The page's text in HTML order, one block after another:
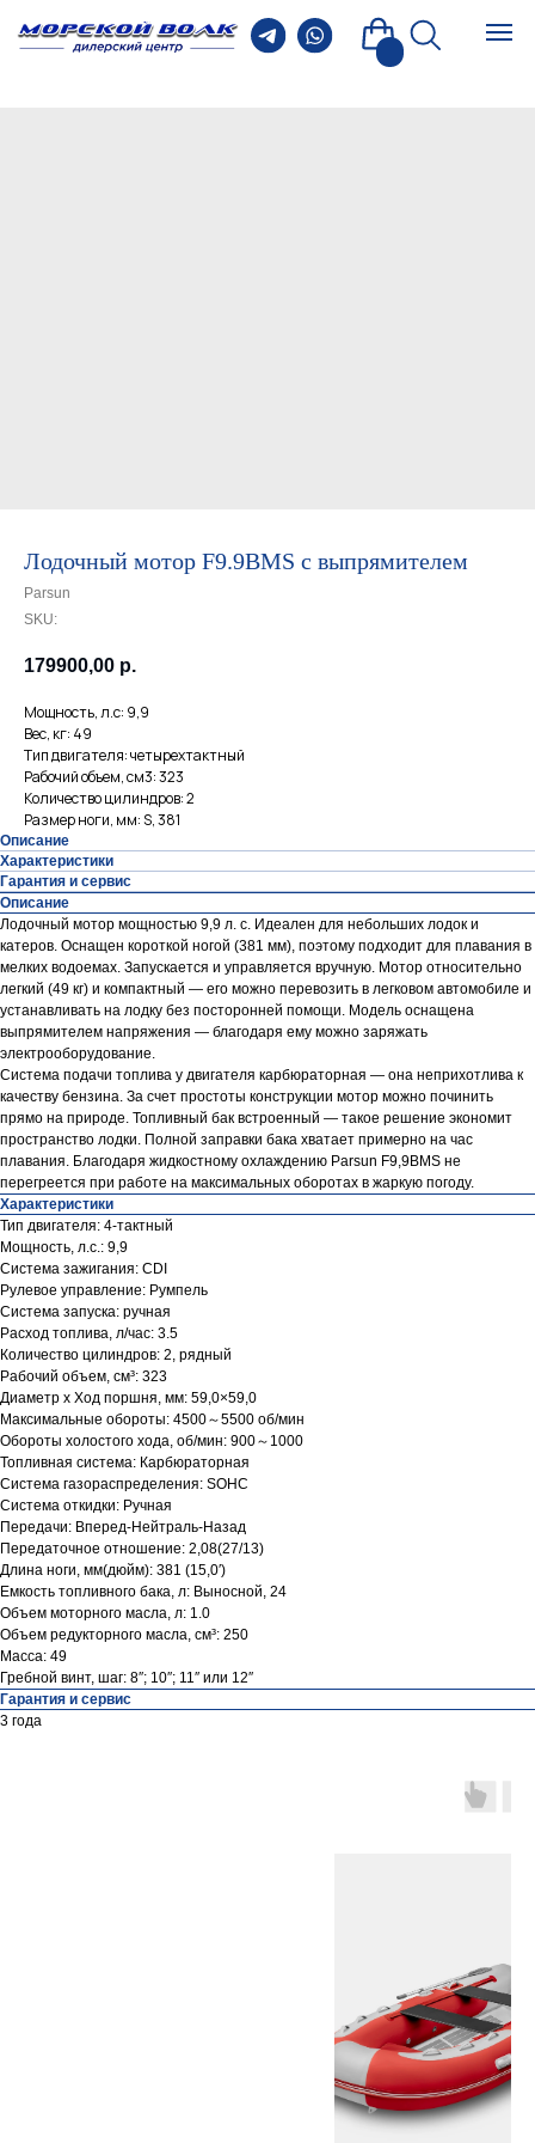
Лодочный мотор F9.9BMS с выпрямителем
Parsun
SKU:
179900,00 р.
Мощность, л.с: 9,9
Вес, кг: 49
Тип двигателя: четырехтактный
Рабочий объем, см3: 323
Количество цилиндров: 2
Размер ноги, мм: S, 381
Описание
Характеристики
Гарантия и сервис
Описание
Лодочный мотор мощностью 9,9 л. с. Идеален для небольших лодок и
катеров. Оснащен короткой ногой (381 мм), поэтому подходит для плавания в
мелких водоемах. Запускается и управляется вручную. Мотор относительно
легкий (49 кг) и компактный — его можно перевозить в легковом автомобиле и
устанавливать на лодку без посторонней помощи. Модель оснащена
выпрямителем напряжения — благодаря ему можно заряжать
электрооборудование.
Система подачи топлива у двигателя карбюраторная — она неприхотлива к
качеству бензина. За счет простоты конструкции мотор можно починить
прямо на природе. Топливный бак встроенный — такое решение экономит
пространство лодки. Полной заправки бака хватает примерно на час
плавания. Благодаря жидкостному охлаждению Parsun F9,9BMS не
перегреется при работе на максимальных оборотах в жаркую погоду.
Характеристики
Тип двигателя: 4-тактный
Мощность, л.с.: 9,9
Система зажигания: CDI
Рулевое управление: Румпель
Система запуска: ручная
Расход топлива, л/час: 3.5
Количество цилиндров: 2, рядный
Рабочий объем, см³: 323
Диаметр х Ход поршня, мм: 59,0×59,0
Максимальные обороты: 4500～5500 об/мин
Обороты холостого хода, об/мин: 900～1000
Топливная система: Карбюраторная
Система газораспределения: SOHC
Система откидки: Ручная
Передачи: Вперед-Нейтраль-Назад
Передаточное отношение: 2,08(27/13)
Длина ноги, мм(дюйм): 381 (15,0′)
Емкость топливного бака, л: Выносной, 24
Объем моторного масла, л: 1.0
Объем редукторного масла, см³: 250
Масса: 49
Гребной винт, шаг: 8″; 10″; 11″ или 12″
Гарантия и сервис
3 года